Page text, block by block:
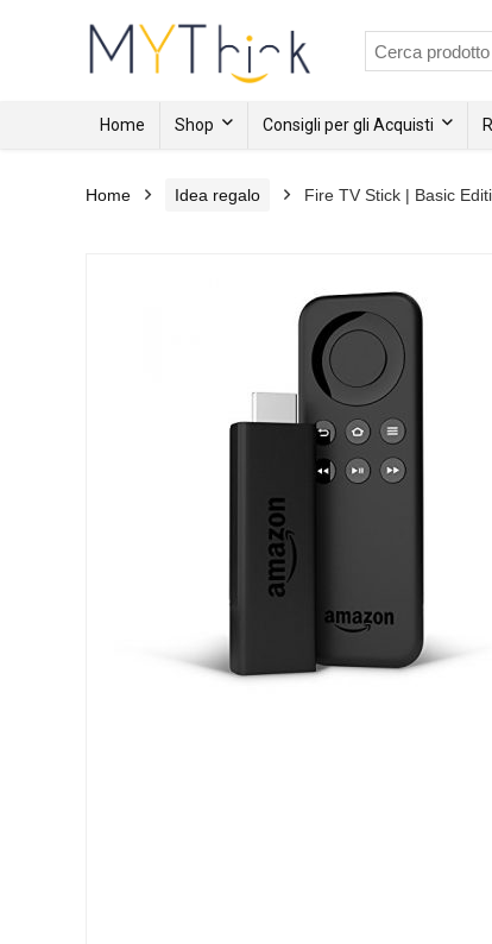
Home Shop Consigli per gli Acquisti
Home Idea regalo Fire TV Stick | Basic